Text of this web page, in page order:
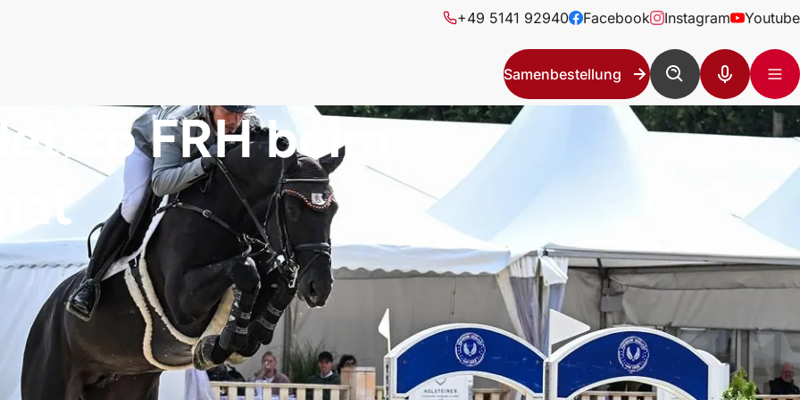
+49 5141 92940 Facebook Instagram Youtube
Samenbestellung
FRH beim